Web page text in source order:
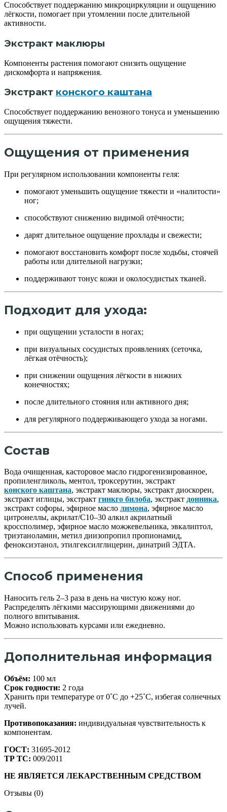
Способствует поддержанию микроциркуляции и ощущению
лёгкости, помогает при утомлении после длительной
активности.
Экстракт маклюры
Компоненты растения помогают снизить ощущение
дискомфорта и напряжения.
Экстракт конского каштана
Способствует поддержанию венозного тонуса и уменьшению
ощущения тяжести.
Ощущения от применения
При регулярном использовании компоненты геля:
помогают уменьшить ощущение тяжести и «налитости»
ног;
способствуют снижению видимой отёчности;
дарят длительное ощущение прохлады и свежести;
помогают восстановить комфорт после ходьбы, стоячей
работы или длительной нагрузки;
поддерживают тонус кожи и околосудистых тканей.
Подходит для ухода:
при ощущении усталости в ногах;
при визуальных сосудистых проявлениях (сеточка,
лёгкая отёчность);
при снижении ощущения лёгкости в нижних
конечностях;
после длительного стояния или активного дня;
для регулярного поддерживающего ухода за ногами.
Состав
Вода очищенная, касторовое масло гидрогенизированное,
пропиленгликоль, ментол, троксерутин, экстракт
конского каштана, экстракт маклюры, экстракт диоскореи,
экстракт иглицы, экстракт гинкго билоба, экстракт донника,
экстракт софоры, эфирное масло лимона, эфирное масло
цитронеллы, акрилат/С10–30 алкил акрилатный
кроссполимер, эфирное масло можжевельника, эвкалиптол,
триэтаноламин, метил диизопропил пропионамид,
феноксиэтанол, этилгексилглицерин, динатрий ЭДТА.
Способ применения
Наносить гель 2–3 раза в день на чистую кожу ног.
Распределять лёгкими массирующими движениями до
полного впитывания.
Можно использовать курсами или ежедневно.
Дополнительная информация
Объём: 100 мл
Срок годности: 2 года
Хранить при температуре от 0˚С до +25˚С, избегая солнечных
лучей.
Противопоказания: индивидуальная чувствительность к
компонентам.
ГОСТ: 31695-2012
ТР ТС: 009/2011
НЕ ЯВЛЯЕТСЯ ЛЕКАРСТВЕННЫМ СРЕДСТВОМ
Отзывы (0)